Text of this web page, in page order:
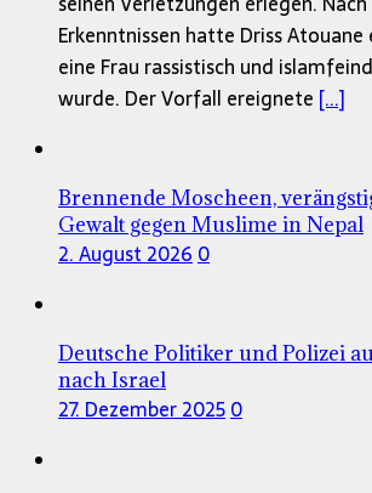
Erkenntnissen hatte Driss
eine Frau rassistisch und
wurde. Der Vorfall ereignete [...]
Brennende Moscheen,
Gewalt gegen Muslime in Nepal
2. August 2026 0
Deutsche Politiker und Polizei
nach Israel
27. Dezember 20250